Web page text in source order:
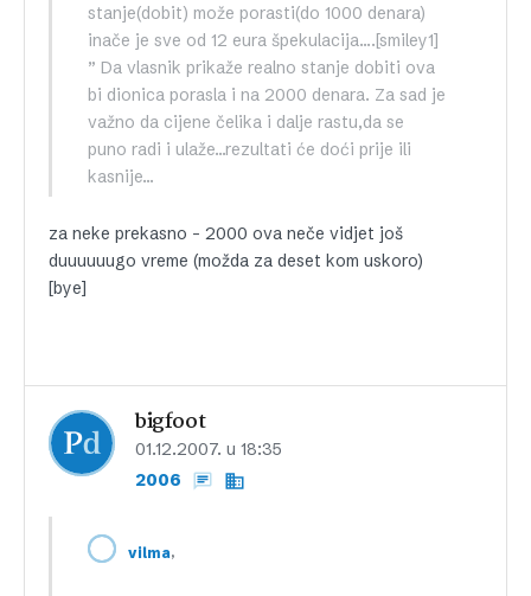
stanje(dobit) može porasti(do 1000 denara)
inače je sve od 12 eura špekulacija….[smiley1]
” Da vlasnik prikaže realno stanje dobiti ova
bi dionica porasla i na 2000 denara. Za sad je
važno da cijene čelika i dalje rastu,da se
puno radi i ulaže…rezultati će doći prije ili
kasnije…
za neke prekasno – 2000 ova neče vidjet još
duuuuuugo vreme (možda za deset kom uskoro)
[bye]
bigfoot
01.12.2007. u 18:35
2006
vilma,